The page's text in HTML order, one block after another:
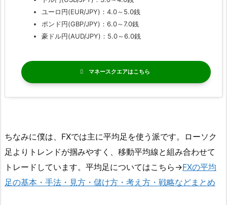
ユーロ円(EUR/JPY)：4.0～5.0銭
ポンド円(GBP/JPY)：6.0～7.0銭
豪ドル円(AUD/JPY)：5.0～6.0銭
マネースクエア
ちなみに僕は、FXでは主に平均足を使う派です。ローソク
足よりトレンドが掴みやすく、移動平均線と組み合わせて
トレードしています。平均足についてはこちら→FXの平均
足の基本・手法・見方・儲け方・考え方・戦略などまとめ